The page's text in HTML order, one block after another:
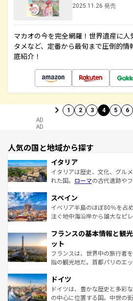
2025.11.26 発売
マカオの今を完全網羅！世界遺産に
タメなど、定番から最旬まで圧倒的
底紹介！
1 2 3 4 5 6
AD
AD
人気の国と地域から探す
イタリア
イタリアは歴史、文化、グル
れた国。 ローマの古代遺跡や
ろん、トスカーナの美しい田
景など、自然景観も見逃せな
ピザやパスタなど、絶品のイ
ませてくれるイタリアで、忘
なお、新着のイタリア情報は
しい。
スペイン
イベリア半島のほぼ80％を占
注ぐ地中海沿岸から雄大なピ
文化が根付くこの国では、情
れる闘牛、そして美味しいタ
る。首都マドリードの洗練さ
アートに溢れた街角から、地
せる。地方によって風土や気
性で訪
ンテンツ一覧を参照してほし
フランスの基本情報と観
ット
フランスは、世界中の旅行者
指の観光地だ。首都パリのエ
で、幅広い魅力が詰まってい
聖堂、美しいビーチ、そして
から魅了する。また、フラン
ドイツ
ドイツは、豊かな歴史と多彩
の中心に位置する国。中世の